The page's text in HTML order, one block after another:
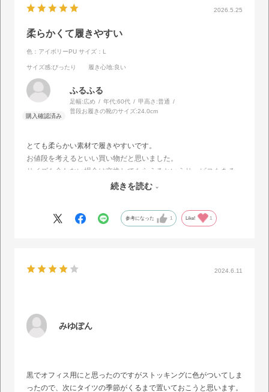
2026.5.25
柔らかくて履きやすい
色：アイボリーPU サイズ：L
サイズ感:ぴったり 履き心地:良い
ふるふる
足幅:広め 年代:60代 甲高さ:普通
普段お履きの靴のサイズ:24.0cm
とても柔らかい素材で履きやすいです。
お値段を考えるといい買い物だと思いました。
サイズも合わない場合は交換してもらえるというサービスもある
し、他の方のレビューを見る限りいつも通りのサイズででいけそう
続きを読む
参考になった 1 Like! 1
2024.6.11
みゆぽん
黒でオフィス用にと思ったのですがストッキングに色がついてしま
ったので、次にタイツの季節がくるまで置いておこうと思います。